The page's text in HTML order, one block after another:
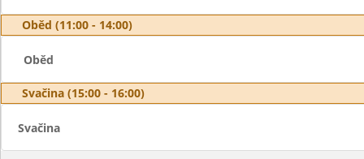
Oběd (11:00 - 14:00)
Oběd
Svačina (15:00 - 16:00)
Svačina